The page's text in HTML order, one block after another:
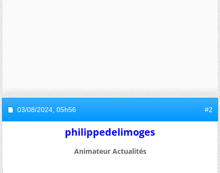
03/08/2024, 05h56 #2
philippedelimoges
Animateur Actualités